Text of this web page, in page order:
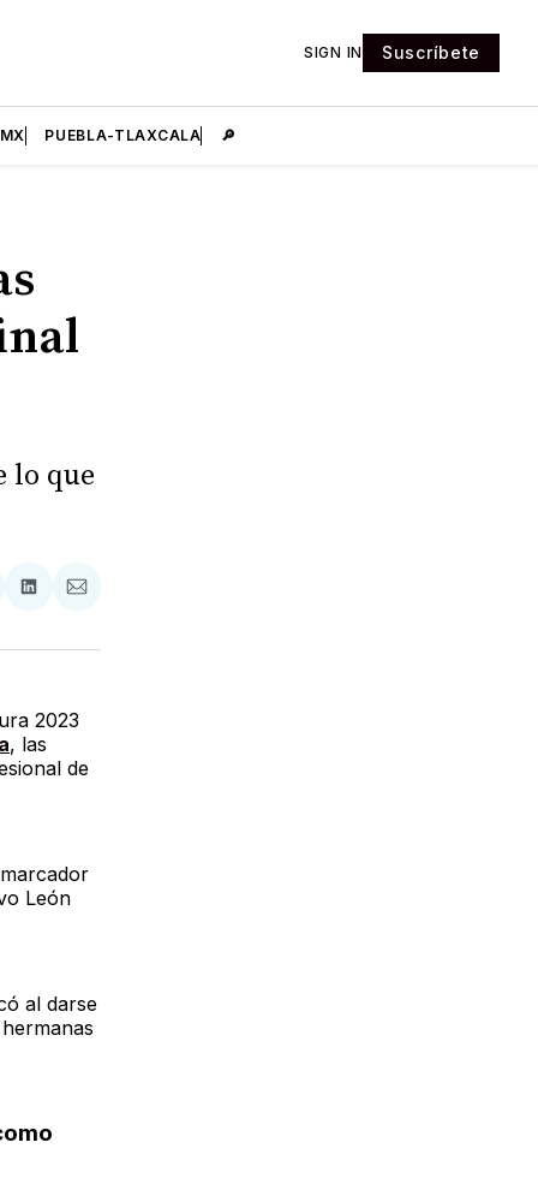
SIGN IN Suscríbete
PUEBLA-TLAXCALA 🔎
lo que
Compartir
LinkedIn
Compartir
Email
2023
, las
de
León
al darse